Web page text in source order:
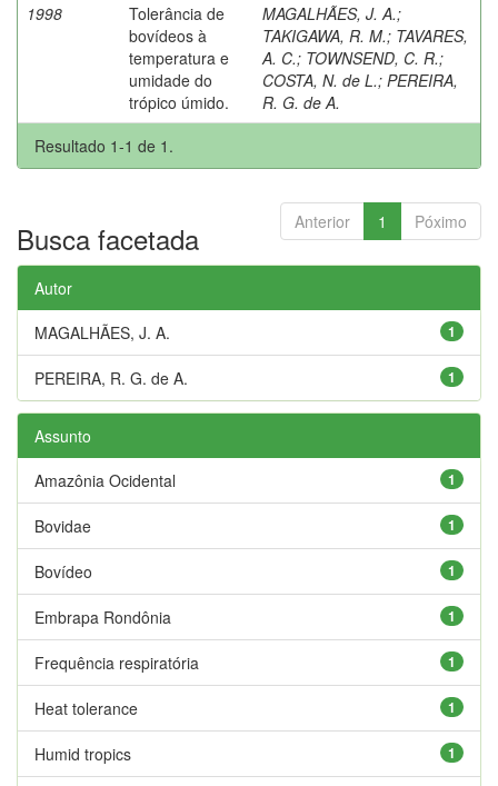
1998
Tolerância de
bovídeos à
temperatura e
umidade do
trópico úmido.
MAGALHÃES, J. A.;
TAKIGAWA, R. M.; TAVARES,
A. C.; TOWNSEND, C. R.;
COSTA, N. de L.; PEREIRA,
R. G. de A.
Resultado 1-1 de 1.
Anterior 1 Póximo
Busca facetada
Autor
1
MAGALHÃES, J. A.
1
PEREIRA, R. G. de A.
Assunto
1
Amazônia Ocidental
1
Bovidae
1
Bovídeo
1
Embrapa Rondônia
1
Frequência respiratória
1
Heat tolerance
1
Humid tropics